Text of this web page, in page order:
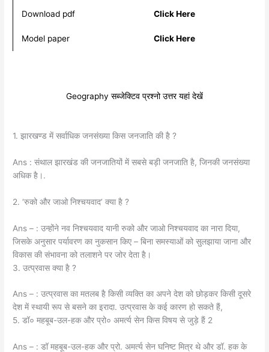
Download pdf Click Here
Model paper Click Here
Geography सब्जेक्टिव प्रश्नो उत्तर यहां देखें
1. झारखण्ड में सर्वाधिक जनसंख्या किस जनजाति की है ?
Ans : संथाल झारखंड की जनजातियों में सबसे बड़ी जनजाति है, जिनकी जनसंख्या
अधिक है।.
2. ‘रुको और जाओ निश्चयवाद’ क्या है ?
Ans – : उन्होंने नव निश्चयवाद यानी रुको और जाओ निश्चयवाद का नारा दिया,
जिसके अनुसार पर्यावरण का नुकसान किए – बिना समस्याओं को सुलझाया जाना और
विकास की संभावना को तलाशने पर जोर देता है।
3. उत्प्रवास क्या है ?
Ans – : उत्प्रवास का मतलब है किसी व्यक्ति का अपने देश को छोड़कर किसी दूसरे
देश में स्थायी रूप से बसने का इरादा. उत्प्रवास के कई कारण हो सकते हैं,
5. डॉ० महबूब-उल-हक और प्रो० अमर्त्य सेन किस विषय से जुड़े हैं 2
Ans – : डॉ महबूब-उल-हक और प्रो. अमर्त्य सेन घनिष्ट मित्र थे और डॉ. हक के